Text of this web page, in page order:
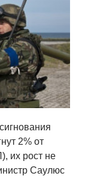
2% от
их рост не
Саулюс